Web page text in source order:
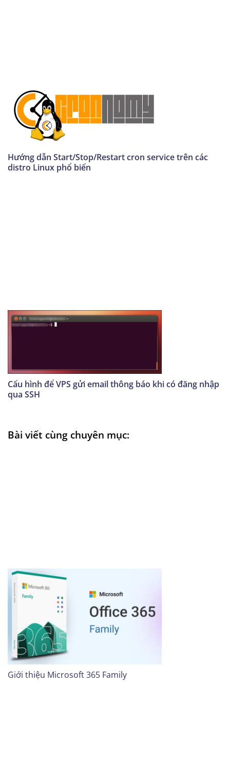
Hướng dẫn Start/Stop/Restart cron service trên các
distro Linux phổ biến
Cấu hình để VPS gửi email thông báo khi có đăng nhập
qua SSH
Bài viết cùng chuyên mục:
Giới thiệu Microsoft 365 Family